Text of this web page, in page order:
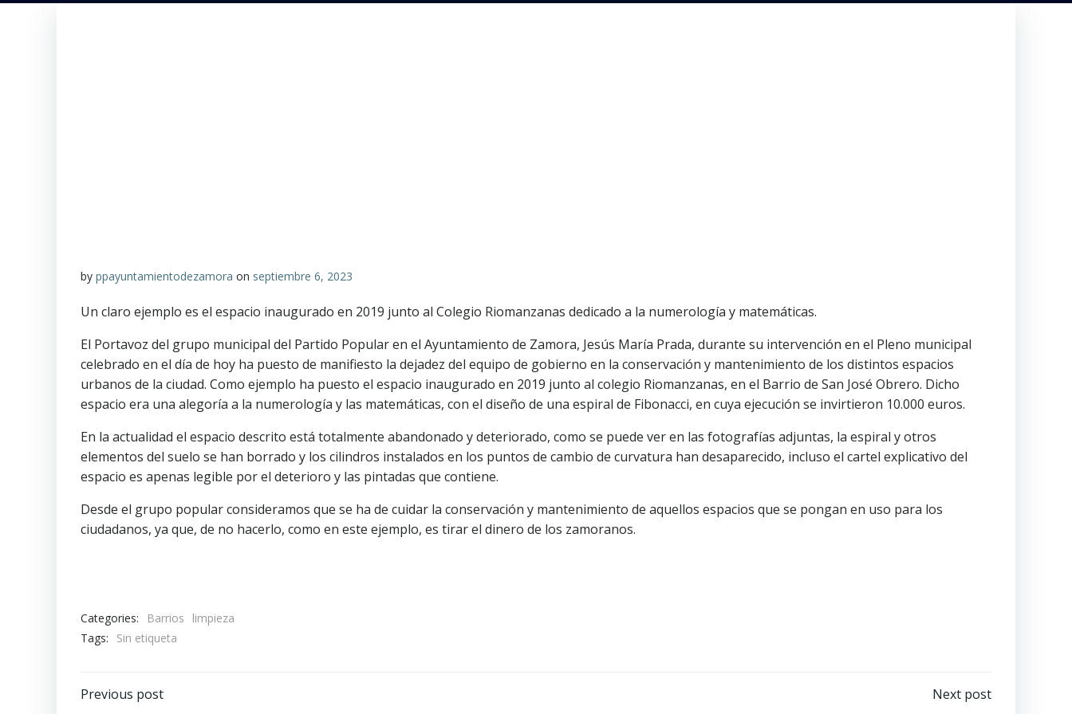
by ppayuntamientodezamora on septiembre 6, 2023
Un claro ejemplo es el espacio inaugurado en 2019 junto al Colegio Riomanzanas dedicado a la numerología y matemáticas.
El Portavoz del grupo municipal del Partido Popular en el Ayuntamiento de Zamora, Jesús María Prada, durante su intervención en el Pleno municipal
celebrado en el día de hoy ha puesto de manifiesto la dejadez del equipo de gobierno en la conservación y mantenimiento de los distintos espacios
urbanos de la ciudad. Como ejemplo ha puesto el espacio inaugurado en 2019 junto al colegio Riomanzanas, en el Barrio de San José Obrero. Dicho
espacio era una alegoría a la numerología y las matemáticas, con el diseño de una espiral de Fibonacci, en cuya ejecución se invirtieron 10.000 euros.
En la actualidad el espacio descrito está totalmente abandonado y deteriorado, como se puede ver en las fotografías adjuntas, la espiral y otros
elementos del suelo se han borrado y los cilindros instalados en los puntos de cambio de curvatura han desaparecido, incluso el cartel explicativo del
espacio es apenas legible por el deterioro y las pintadas que contiene.
Desde el grupo popular consideramos que se ha de cuidar la conservación y mantenimiento de aquellos espacios que se pongan en uso para los
ciudadanos, ya que, de no hacerlo, como en este ejemplo, es tirar el dinero de los zamoranos.
Categories: Barrios
limpieza
Tags:
Sin etiqueta
Navegación
Previous post Next post